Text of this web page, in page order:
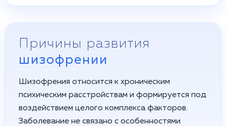
Причины развития
шизофрении
Шизофрения относится к хроническим
психическим расстройствам и формируется под
воздействием целого комплекса факторов.
Заболевание не связано с особенностями